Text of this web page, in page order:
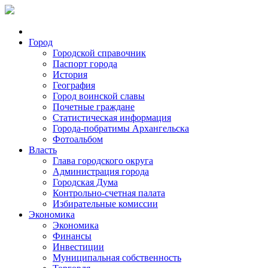
Город
Городской справочник
Паспорт города
История
География
Город воинской славы
Почетные граждане
Статистическая информация
Города-побратимы Архангельска
Фотоальбом
Власть
Глава городского округа
Администрация города
Городская Дума
Контрольно-счетная палата
Избирательные комиссии
Экономика
Экономика
Финансы
Инвестиции
Муниципальная собственность